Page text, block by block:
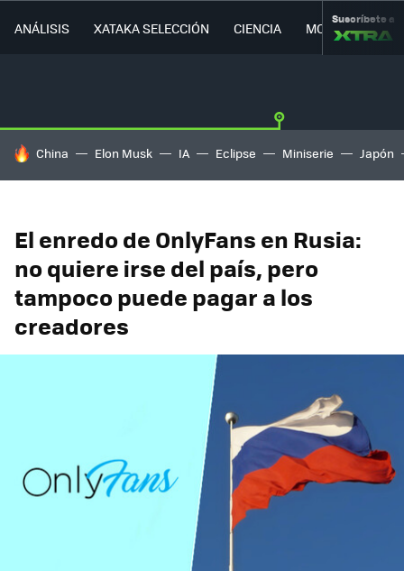
ANÁLISIS XATAKA SELECCIÓN CIENCIA MOVILIDAD
Suscríbete a
HOY SE HABLA DE
China Elon Musk IA Eclipse Miniserie Japón
El enredo de OnlyFans en Rusia:
no quiere irse del país, pero
tampoco puede pagar a los
creadores